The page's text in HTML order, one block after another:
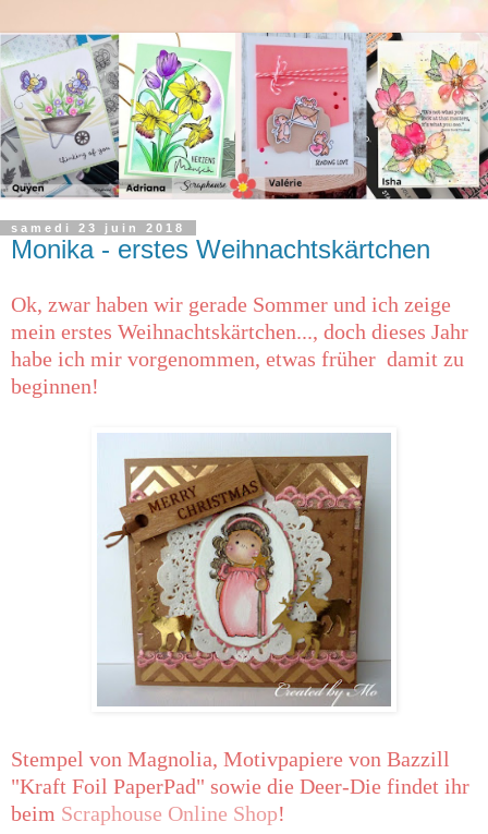
samedi 23 juin 2018
Monika - erstes Weihnachtskärtchen
Ok, zwar haben wir gerade Sommer und ich zeige
mein erstes Weihnachtskärtchen..., doch dieses Jahr
habe ich mir vorgenommen, etwas früher damit zu
beginnen!
Stempel von Magnolia, Motivpapiere von Bazzill
"Kraft Foil PaperPad" sowie die Deer-Die findet ihr
beim Scraphouse Online Shop!